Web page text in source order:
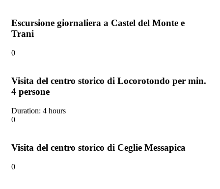
Escursione giornaliera a Castel del Monte e
Trani
0
Visita del centro storico di Locorotondo per min.
4 persone
Duration: 4 hours
0
Visita del centro storico di Ceglie Messapica
0